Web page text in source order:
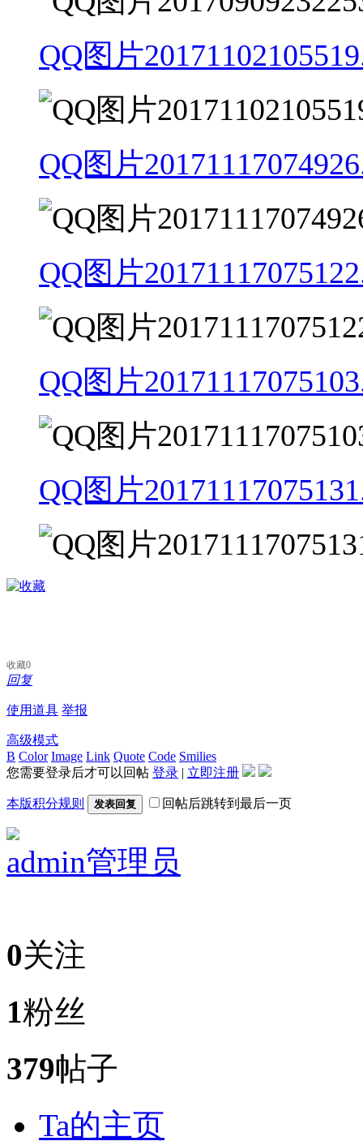
QQ图片
QQ图片
QQ图片
QQ图片
QQ图片
收藏0
回复
使用道具 举报
高级模式
B Color Image Link Quote Code Smilies
您需要登录后才可以回帖 登录 | 立即注册
本版积分规则 发表回复 回帖后跳转到最后一页
admin管理员
0关注
1粉丝
379帖子
Ta的主页